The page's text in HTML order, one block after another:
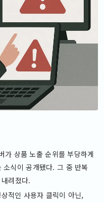
상품 노출 순위를 부당하게
식이 공개됐다. 그 중 반복
려졌다.
적인 사용자 클릭이 아닌,